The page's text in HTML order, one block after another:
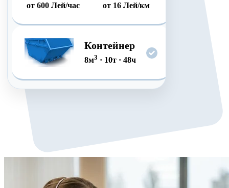
от 600 Лей/час
от 16 Лей/км
Контейнер
8м3 · 10т· 48ч